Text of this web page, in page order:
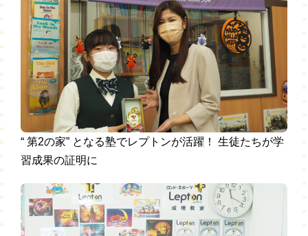
“ 第2の家” となる塾でレプトンが活躍！ 生徒たちが学
習成果の証明に